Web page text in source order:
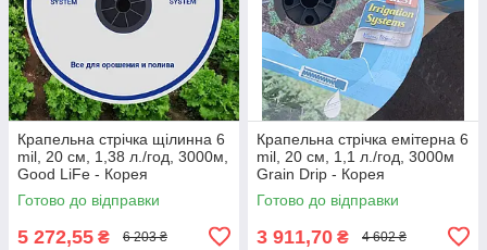
Крапельна стрічка щілинна 6
mil, 20 см, 1,38 л./год, 3000м,
Good LiFe - Корея
Готово до відправки
5 272,55 ₴ 6 203 ₴
Крапельна стрічка емітерна 6
mil, 20 см, 1,1 л./год, 3000м
Grain Drip - Корея
Готово до відправки
3 911,70 ₴ 4 602 ₴